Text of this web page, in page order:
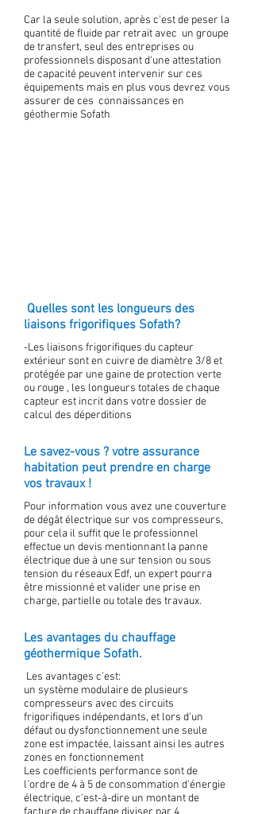
Car la seule solution, après c'est de peser la
quantité de fluide par retrait avec un groupe
de transfert, seul des entreprises ou
professionnels disposant d'une attestation
de capacité peuvent intervenir sur ces
équipements mais en plus vous devrez vous
assurer de ces connaissances en
géothermie Sofath
Quelles sont les longueurs des
liaisons frigorifiques Sofath?
-Les liaisons frigorifiques du capteur
extérieur sont en cuivre de diamètre 3/8 et
protégée par une gaine de protection verte
ou rouge , les longueurs totales de chaque
capteur est incrit dans votre dossier de
calcul des déperditions
Le savez-vous ? votre assurance
habitation peut prendre en charge
vos travaux !
Pour information vous avez une couverture
de dégât électrique sur vos compresseurs,
pour cela il suffit que le professionnel
effectue un devis mentionnant la panne
électrique due à une sur tension ou sous
tension du réseaux Edf, un expert pourra
être missionné et valider une prise en
charge, partielle ou totale des travaux.
Les avantages du chauffage
géothermique Sofath.
Les avantages c'est:
un système modulaire de plusieurs
compresseurs avec des circuits
frigorifiques indépendants, et lors d'un
défaut ou dysfonctionnement une seule
zone est impactée, laissant ainsi les autres
zones en fonctionnement
Les coefficients performance sont de
l'ordre de 4 à 5 de consommation d'énergie
électrique, c'est-à-dire un montant de